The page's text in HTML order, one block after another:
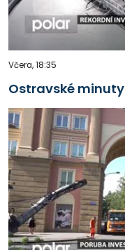
Včera, 18:35
Ostravské minuty